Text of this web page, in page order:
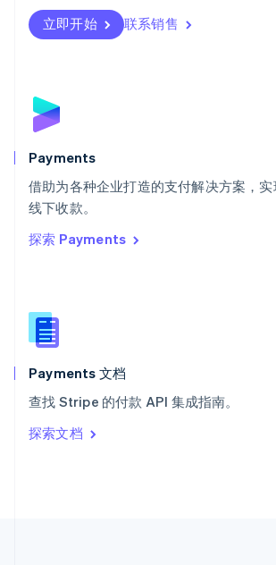
立即开始 联系销售
Payments
借助为各种企业打造的支付解决方案，
线下收款。
探索 Payments
Payments 文档
查找 Stripe 的付款 API 集成指南。
探索文档
瑞士
DeutschFrançais
English
斯洛文尼亚
泰国
ไทยEnglish
希腊
English
西班牙
新西兰
English
匈牙利
English
ItalianoEnglish
印度
English